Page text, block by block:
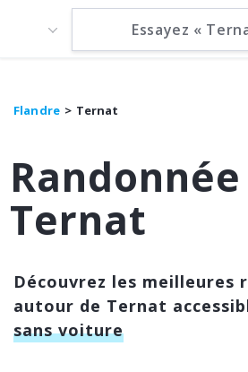
Flandre Ternat
Randonnée
Ternat
Découvrez les meilleures
autour de Ternat
sans voiture